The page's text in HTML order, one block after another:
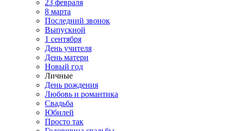
23 февраля
8 марта
Последний звонок
Выпускной
1 сентября
День учителя
День матери
Новый год
Личные
День рождения
Любовь и романтика
Свадьба
Юбилей
Просто так